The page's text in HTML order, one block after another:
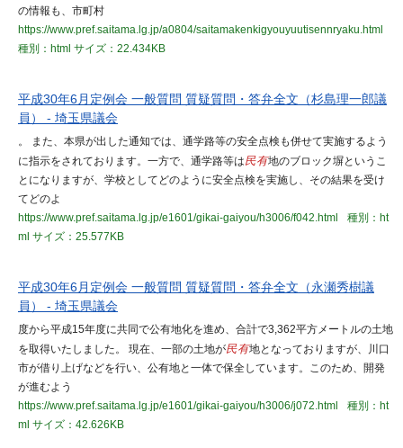
の情報も、市町村
https://www.pref.saitama.lg.jp/a0804/saitamakenkigyouyuutisennryaku.html
種別：html サイズ：22.434KB
平成30年6月定例会 一般質問 質疑質問・答弁全文（杉島理一郎議
員） - 埼玉県議会
。 また、本県が出した通知では、通学路等の安全点検も併せて実施するよう
に指示をされております。一方で、通学路等は民有地のブロック塀というこ
とになりますが、学校としてどのように安全点検を実施し、その結果を受け
てどのよ
https://www.pref.saitama.lg.jp/e1601/gikai-gaiyou/h3006/f042.html
種別：ht
ml サイズ：25.577KB
平成30年6月定例会 一般質問 質疑質問・答弁全文（永瀬秀樹議
員） - 埼玉県議会
度から平成15年度に共同で公有地化を進め、合計で3,362平方メートルの土地
を取得いたしました。 現在、一部の土地が民有地となっておりますが、川口
市が借り上げなどを行い、公有地と一体で保全しています。このため、開発
が進むよう
https://www.pref.saitama.lg.jp/e1601/gikai-gaiyou/h3006/j072.html
種別：ht
ml サイズ：42.626KB